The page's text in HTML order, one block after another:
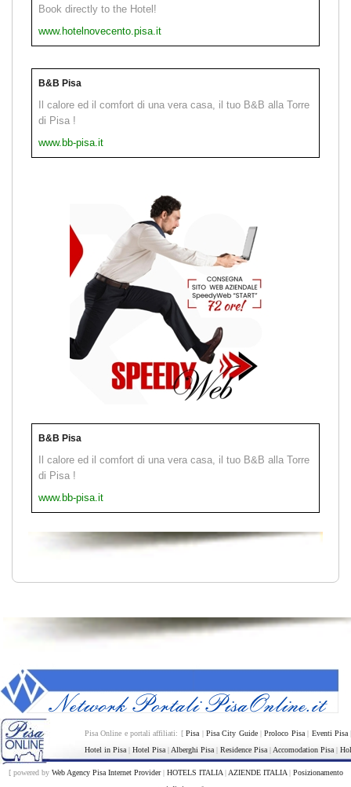
Book directly to the Hotel!
www.hotelnovecento.pisa.it
B&B Pisa
Il calore ed il comfort di una vera casa, il tuo B&B alla Torre
di Pisa !
www.bb-pisa.it
B&B Pisa
Il calore ed il comfort di una vera casa, il tuo B&B alla Torre
di Pisa !
www.bb-pisa.it
Pisa Online e portali affiliati: [Pisa | Pisa City Guide|Proloco Pisa| Eventi Pisa
Hotel in Pisa | Hotel Pisa | Alberghi Pisa | Residence Pisa | Accomodation Pisa |
[ powered by Web Agency Pisa Internet Provider| HOTELS ITALIA| AZIENDE ITALIA| Posizionamento